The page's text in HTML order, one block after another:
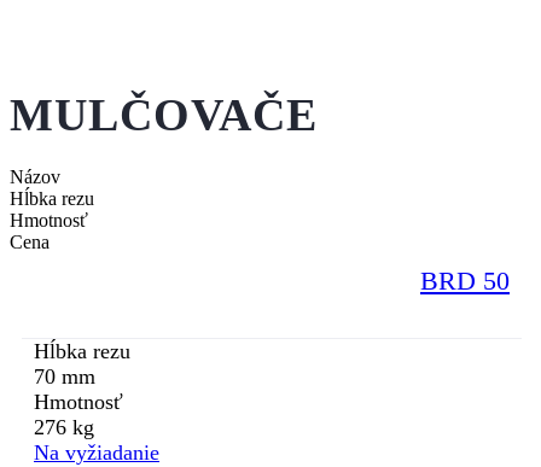
MULČOVAČE
Názov
Hĺbka rezu
Hmotnosť
Cena
BRD 50
Hĺbka rezu
70 mm
Hmotnosť
276 kg
Na vyžiadanie